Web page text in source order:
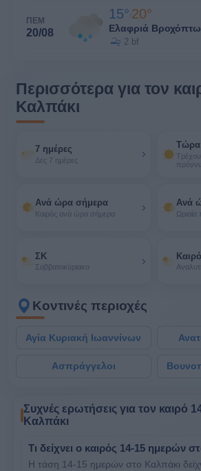
ΠΕΜ
20/08
15° 20°
Ελαφριά
2 bf
Περισσότερα για τον
Καλπάκι
7 ημέρες
Δες 7 ημέρες ›
Τώρα
Ανά ώρα σήμερα
Καιρός ανά ώρα σήμερα › Ανά
ΣΚ
Σαββατοκύριακο ›
Κοντινές περιοχές
Αγία Κυριακή Ιωαννίνων
Ασπράγγελοι
Συχνές ερωτήσεις για τον καιρό
Καλπάκι
Τι δείχνει ο καιρός 14-15 ημερών
Η τάση 14-15 ημερών στο Καλπάκι